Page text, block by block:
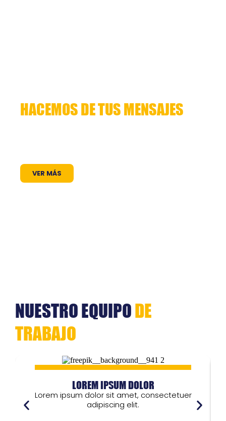
HACEMOS DE TUS MENSAJES
VER MÁS
NUESTRO EQUIPODE
TRABAJO
LOREM IPSUM DOLOR
Lorem ipsum dolor sit amet, consectetuer
adipiscing elit.